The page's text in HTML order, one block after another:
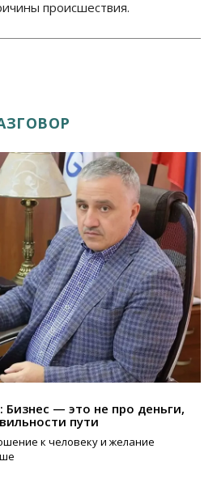
происшествия.
— это не про деньги,
пути
к человеку и желание